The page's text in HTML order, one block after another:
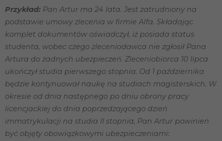
Przykład: Pan Artur ma 24 lata. Jest zatrudniony na
podstawie umowy zlecenia w firmie Alfa. Składając
komplet dokumentów oświadczył, iż posiada status
studenta, wobec czego zleceniodawca nie zgłosił Pana
Artura do żadnych ubezpieczeń. Zleceniobiorca 10 lipca
ukończył studia pierwszego stopnia. Od 1 października
będzie kontynuował naukę na studiach magisterskich. W
okresie od dnia następnego po dniu obrony pracy
licencjackiej do dnia poprzedzającego dzień
immatrykulacji na studia II stopnia, Pan Artur powinien
być objęty obowiązkowymi ubezpieczeniami:
Aby nasza
strona
internetowa
działała jak
najlepiej
podczas
twojego
przejścia na nią.
Jeśli odrzucisz
te pliki cookie,
niektóre funkcje
znikną ze
strony
internetowej.